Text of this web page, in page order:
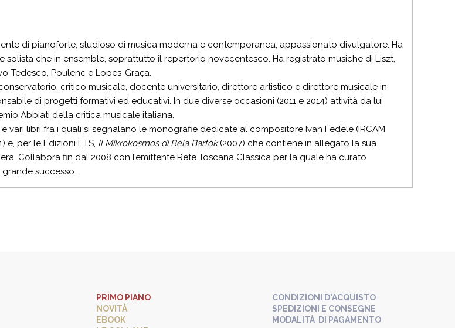
di pianoforte, studioso di musica moderna e contemporanea, appassionato divulgatore. Ha
solista che in ensemble, soprattutto il repertorio novecentesco. Ha registrato musiche di Liszt,
Tedesco, Poulenc e Lopes-Graça.
critico musicale, docente universitario, direttore artistico e direttore musicale in
di progetti formativi ed educativi. In due diverse occasioni (2011 e 2014) attività da lui
Abbiati della critica musicale italiana.
vari libri fra i quali si segnalano le monografie dedicate al compositore Ivan Fedele (IRCAM
e, per le Edizioni ETS, Il Mikrokosmos di Béla Bartók(2007) che contiene in allegato la sua
Collabora fin dal 2008 con l’emittente Rete Toscana Classica per la quale ha curato
successo.
PRIMO PIANO
NOVITÀ
EBOOK
CONDIZIONI D'ACQUISTO
SPEDIZIONI E CONSEGNE
MODALITÀ DI PAGAMENTO